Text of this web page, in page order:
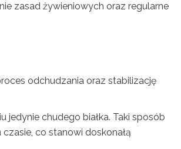
zasad żywieniowych oraz regularne
odchudzania oraz stabilizację
jedynie chudego białka. Taki sposób
co stanowi doskonałą